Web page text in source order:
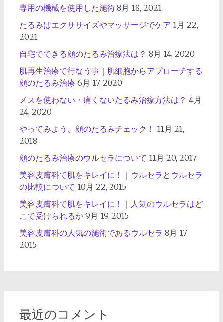
専用の機械を使用した施術 8月 18, 2021
たるみはエクササイズやマッサージでケア 1月 22,
2021
自宅でできる顔のたるみ治療法は？ 8月 14, 2020
肌再生治療で行なう事｜肌細胞からアプローチする
顔のたるみ治療 6月 17, 2020
メスを使わない・痛くないたるみ治療方法は？ 4月
24, 2020
やってみよう、顔のたるみチェック！ 11月 21,
2018
顔のたるみ治療のウルセラについて 11月 20, 2017
美容皮膚科で肌をキレイに！｜ウルセラとウルセラ
の比較について 10月 22, 2015
美容皮膚科で肌をキレイに！｜人気のウルセラはど
こで受けられるか 9月 19, 2015
美容皮膚科の人気の施術であるウルセラ 8月 17,
2015
最近のコメント